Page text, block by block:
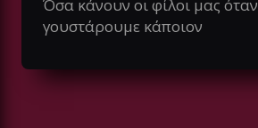
Όσα κάνουν οι φίλοι μας όταν
γουστάρουμε κάποιον